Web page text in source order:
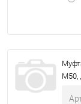
M50,